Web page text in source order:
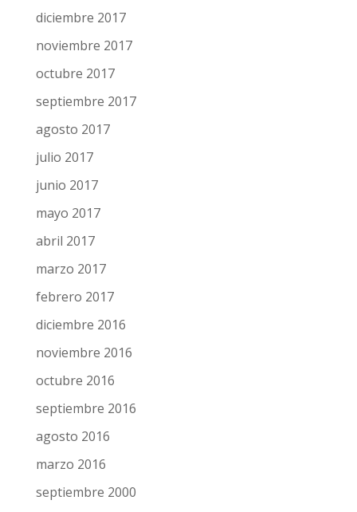
diciembre 2017
noviembre 2017
octubre 2017
septiembre 2017
agosto 2017
julio 2017
junio 2017
mayo 2017
abril 2017
marzo 2017
febrero 2017
diciembre 2016
noviembre 2016
octubre 2016
septiembre 2016
agosto 2016
marzo 2016
septiembre 2000